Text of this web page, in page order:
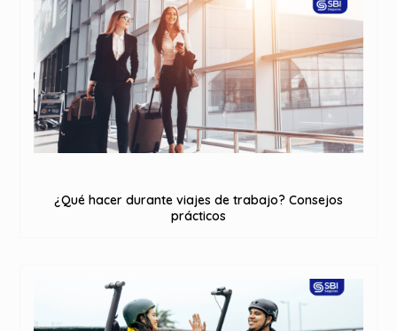
¿Qué hacer durante viajes de trabajo? Consejos
prácticos